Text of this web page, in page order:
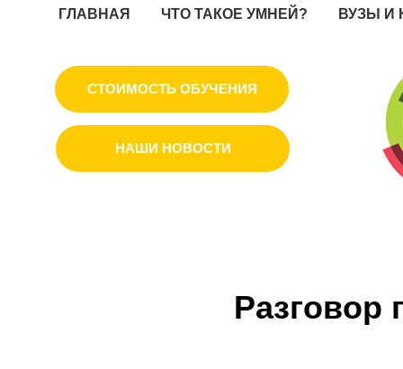
ГЛАВНАЯ ЧТО ТАКОЕ УМНЕЙ? ВУЗЫ И
СТОИМОСТЬ ОБУЧЕНИЯ
НАШИ НОВОСТИ
Разговор